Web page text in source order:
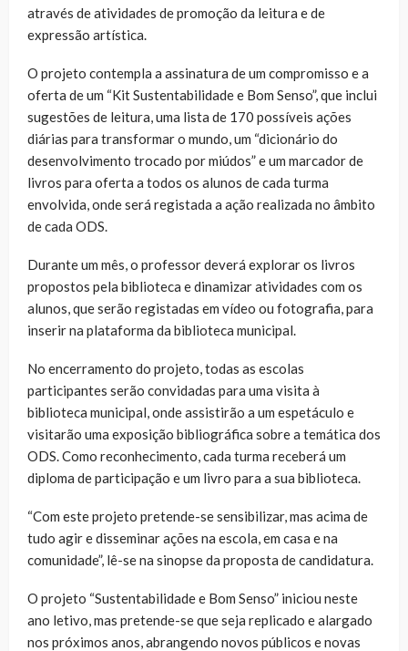
através de atividades de promoção da leitura e de
expressão artística.
O projeto contempla a assinatura de um compromisso e a
oferta de um “Kit Sustentabilidade e Bom Senso”, que inclui
sugestões de leitura, uma lista de 170 possíveis ações
diárias para transformar o mundo, um “dicionário do
desenvolvimento trocado por miúdos” e um marcador de
livros para oferta a todos os alunos de cada turma
envolvida, onde será registada a ação realizada no âmbito
de cada ODS.
Durante um mês, o professor deverá explorar os livros
propostos pela biblioteca e dinamizar atividades com os
alunos, que serão registadas em vídeo ou fotografia, para
inserir na plataforma da biblioteca municipal.
No encerramento do projeto, todas as escolas
participantes serão convidadas para uma visita à
biblioteca municipal, onde assistirão a um espetáculo e
visitarão uma exposição bibliográfica sobre a temática dos
ODS. Como reconhecimento, cada turma receberá um
diploma de participação e um livro para a sua biblioteca.
“Com este projeto pretende-se sensibilizar, mas acima de
tudo agir e disseminar ações na escola, em casa e na
comunidade”, lê-se na sinopse da proposta de candidatura.
O projeto “Sustentabilidade e Bom Senso” iniciou neste
ano letivo, mas pretende-se que seja replicado e alargado
nos próximos anos, abrangendo novos públicos e novas